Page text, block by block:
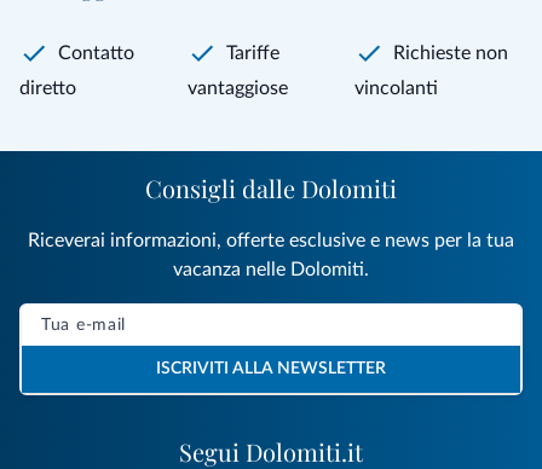
Contatto
diretto
Tariffe
vantaggiose
Richieste non
vincolanti
Segui Dolomiti.it
Consigli dalle Dolomiti
Riceverai informazioni, offerte esclusive e news per la tua
vacanza nelle Dolomiti.
ISCRIVITI ALLA NEWSLETTER